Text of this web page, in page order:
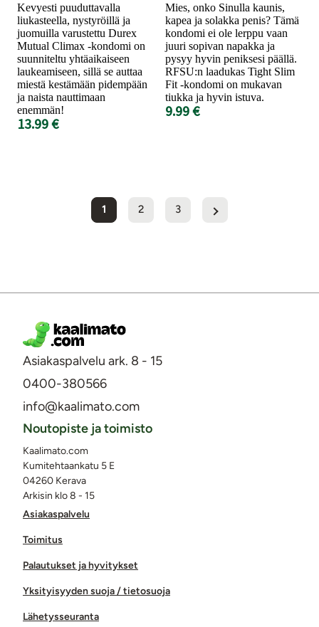
Kevyesti puuduttavalla
liukasteella, nystyröillä ja
juomuilla varustettu Durex
Mutual Climax -kondomi on
suunniteltu yhtäaikaiseen
laukeamiseen, sillä se auttaa
miestä kestämään pidempään
ja naista nauttimaan
enemmän!
13.99 €
Mies, onko Sinulla kaunis,
kapea ja solakka penis? Tämä
kondomi ei ole lerppu vaan
juuri sopivan napakka ja
pysyy hyvin peniksesi päällä.
RFSU:n laadukas Tight Slim
Fit -kondomi on mukavan
tiukka ja hyvin istuva.
9.99 €
1 2 3
Asiakaspalvelu ark. 8 - 15
0400-380566
info@kaalimato.com
Asiakaspalvelu
Toimitus
Palautukset ja hyvitykset
Yksityisyyden suoja / tietosuoja
Lähetysseuranta
Noutopiste ja toimisto
Kaalimato.com
Kumitehtaankatu 5 E
04260 Kerava
Arkisin klo 8 - 15